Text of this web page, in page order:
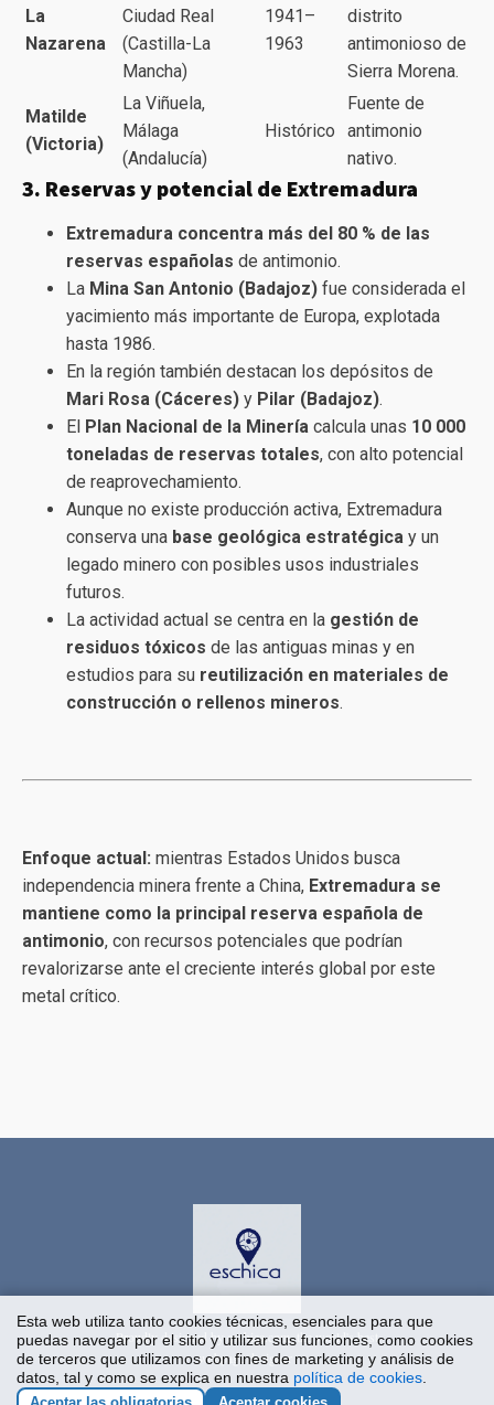
La
Nazarena
Ciudad Real
(Castilla-La
Mancha)
1941–
1963
distrito
antimonioso de
Sierra Morena.
Matilde
(Victoria)
La Viñuela,
Málaga
(Andalucía)
Histórico
Fuente de
antimonio
nativo.
3. Reservas y potencial de Extremadura
Extremadura concentra más del 80 % de las
reservas españolas de antimonio.
La Mina San Antonio (Badajoz) fue considerada el
yacimiento más importante de Europa, explotada
hasta 1986.
En la región también destacan los depósitos de
Mari Rosa (Cáceres) y Pilar (Badajoz).
El Plan Nacional de la Minería calcula unas 10 000
toneladas de reservas totales, con alto potencial
de reaprovechamiento.
Aunque no existe producción activa, Extremadura
conserva una base geológica estratégica y un
legado minero con posibles usos industriales
futuros.
La actividad actual se centra en la gestión de
residuos tóxicos de las antiguas minas y en
estudios para su reutilización en materiales de
construcción o rellenos mineros.
Enfoque actual: mientras Estados Unidos busca
independencia minera frente a China, Extremadura se
mantiene como la principal reserva española de
antimonio, con recursos potenciales que podrían
revalorizarse ante el creciente interés global por este
metal crítico.
Proudly designed by eschica.com, the world's best
webpage designer
Esta web utiliza tanto cookies técnicas, esenciales para que
puedas navegar por el sitio y utilizar sus funciones, como cookies
de terceros que utilizamos con fines de marketing y análisis de
datos, tal y como se explica en nuestra política de cookies